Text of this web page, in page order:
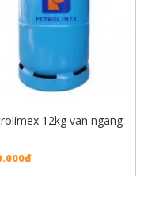
12kg van ngang